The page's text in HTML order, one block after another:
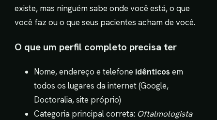
existe, mas ninguém sabe onde você está, o que
você faz ou o que seus pacientes acham de você.
O que um perfil completo precisa ter
Nome, endereço e telefone idênticos em
todos os lugares da internet (Google,
Doctoralia, site próprio)
Categoria principal correta: Oftalmologista